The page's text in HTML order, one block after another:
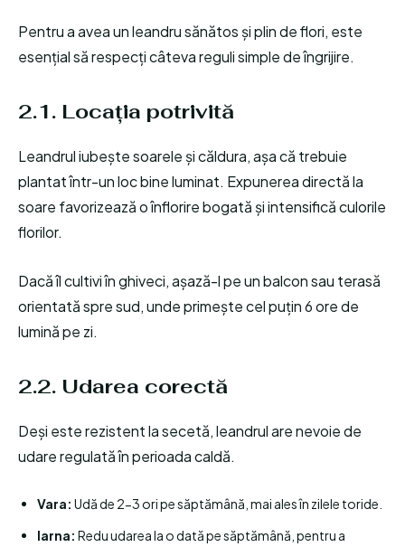
Pentru a avea un leandru sănătos și plin de flori, este
esențial să respecți câteva reguli simple de îngrijire.
2.1. Locația potrivită
Leandrul iubește soarele și căldura, așa că trebuie
plantat într-un loc bine luminat. Expunerea directă la
soare favorizează o înflorire bogată și intensifică culorile
florilor.
Dacă îl cultivi în ghiveci, așază-l pe un balcon sau terasă
orientată spre sud, unde primește cel puțin 6 ore de
lumină pe zi.
2.2. Udarea corectă
Deși este rezistent la secetă, leandrul are nevoie de
udare regulată în perioada caldă.
Vara: Udă de 2-3 ori pe săptămână, mai ales în zilele toride.
Iarna: Redu udarea la o dată pe săptămână, pentru a